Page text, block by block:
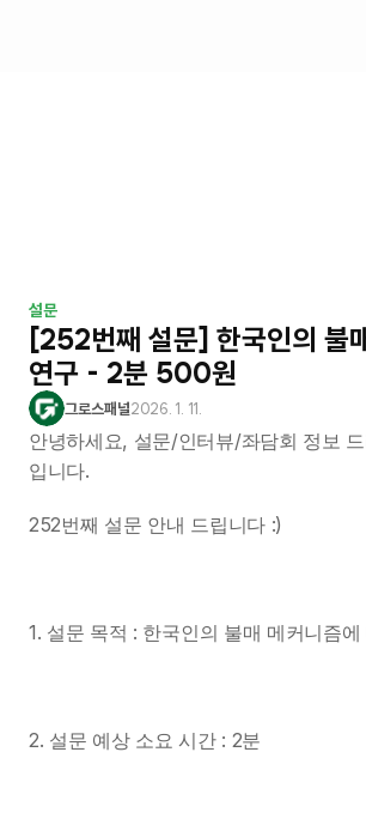
설문
[252번째 설문] 한국인의 불
연구 - 2분 500원
그로스패널2026. 1. 11.
안녕하세요, 설문/인터뷰/좌담회 정보
입니다.
252번째 설문 안내 드립니다 :)
1. 설문 목적 : 한국인의 불매 메커니즘
2. 설문 예상 소요 시간 : 2분